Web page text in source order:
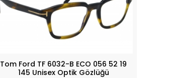
Tom Ford TF 6032-B ECO 056 52 19
145 Unisex Optik Gözlüğü